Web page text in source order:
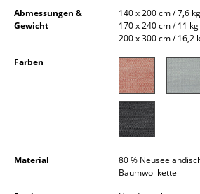
Garderoben
Kleinaufbewahrung
... alle Aufbewahrungsmöbel
Hängeleuchten &
Tischleuchten
Abmessungen &
Gewicht
140 x 200 cm / 7,6 kg
170 x 240 cm / 11 kg
200 x 300 cm / 16,2
Farben
Material
80 %
Baumwollkette